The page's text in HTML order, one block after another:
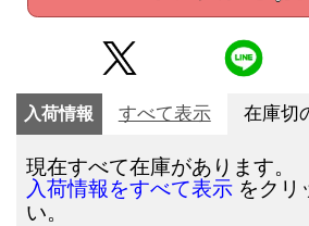
入荷情報 すべて表示 在庫切
現在すべて在庫があります。
入荷情報をすべて表示 をクリ
い。